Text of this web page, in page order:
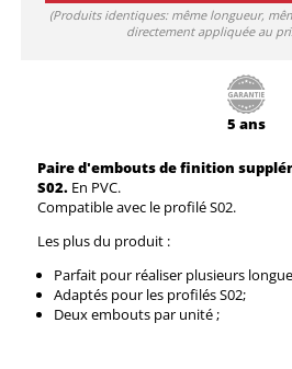
(Produits identiques: même longueur,
directement appliquée au
5 ans
Paire d'embouts de finition
S02. En PVC.
Compatible avec le profilé S02.
Les plus du produit :
Parfait pour réaliser plusieurs
Adaptés pour les profilés S02;
Deux embouts par unité ;